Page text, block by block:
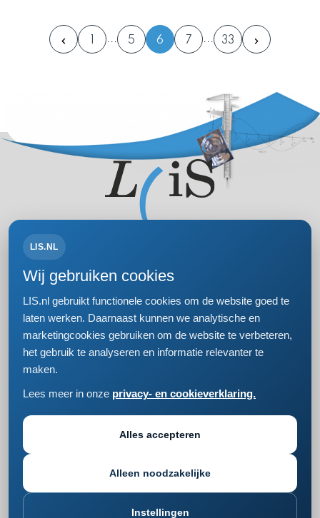
1 5 6 7 33
Volg ons op:
Bezoek- en postadres
Einsteinweg 61
2333 CC Leiden
+31 (0)71 5681168
Privacy- en cookieverklaring
Responsible disclosure
Cookie instellingen wijzigen
LIS.NL
Wij gebruiken cookies
LIS.nl gebruikt functionele cookies om de website goed te
laten werken. Daarnaast kunnen we analytische en
marketingcookies gebruiken om de website te verbeteren,
het gebruik te analyseren en informatie relevanter te
maken.
Lees meer in onze privacy- en cookieverklaring.
Alles accepteren
Alleen noodzakelijke
Instellingen